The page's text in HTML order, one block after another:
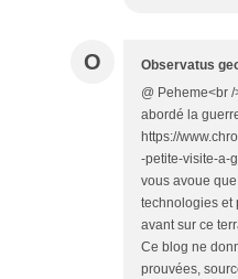
O Observatus
@ Peheme<br
abordé la
https://
-petite-visite-a-
vous avoue
technologies et
avant sur ce
Ce blog ne
prouvées,